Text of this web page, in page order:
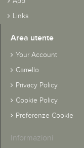
Links
Area utente
Your Account
Carrello
Privacy Policy
Cookie Policy
Preferenze Cookie
Informazioni